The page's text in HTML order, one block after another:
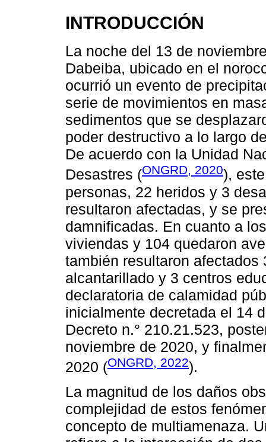
INTRODUCCIÓN
La noche del 13 de
Dabeiba, ubicado en el
ocurrió un evento de
serie de movimientos en
sedimentos que se
poder destructivo a lo largo
De acuerdo con la Unidad
Desastres (ONGRD, 2020),
personas, 22 heridos y 3
resultaron afectadas, y se
damnificadas. En cuanto a
viviendas y 104 quedaron
también resultaron
alcantarillado y 3 centros
declaratoria de calamidad
inicialmente decretada el 14
Decreto n.° 210.21.523,
noviembre de 2020, y
2020 (ONGRD, 2022).
La magnitud de los daños
complejidad de estos
concepto de multiamenaza.